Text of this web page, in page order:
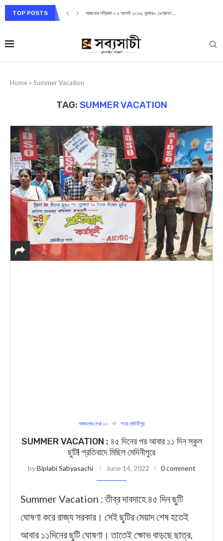
TOP POSTS আজকের পত্রিকা – ৫ আগস্ট ২০২৬, বুধবার– ১৯শ্রাবণ...
Home » Summer Vacation
TAG: SUMMER VACATION
আজকের সেরা ১০ শহর মেদিনীপুর
SUMMER VACATION : ৪৫ দিনের পর আবার ১১ দিন স্কুল
ছুটি! প্রতিবাদে মিছিল মেদিনীপুরে
byBiplabi Sabyasachi June 14, 2022 0 comment
Summer Vacation : তীব্র দাবদাহে ৪৫ দিন ছুটি
ঘোষণা করে রাজ্য সরকার। সেই ছুটির মেয়াদ শেষ হতেই
আবার ১১দিনের ছুটি ঘোষণা। তাতেই ক্ষোভ বাড়ছে ছাত্র,